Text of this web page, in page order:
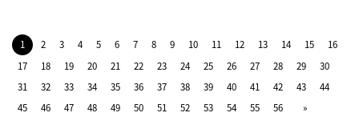
1 2 3 4 5 6 7 8 9 10 11 12 13 14 15
16
17
18 19 20 21 22 23 24 25 26 27 28 29
30
31
32 33 34 35 36 37 38 39 40 41 42 43
44
45
46 47 48 49 50 51 52 53 54 55 56